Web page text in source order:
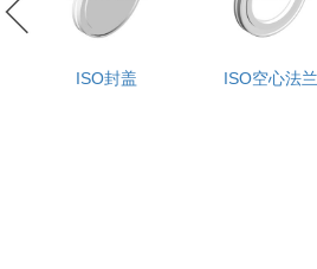
ISO封盖 ISO空心法兰